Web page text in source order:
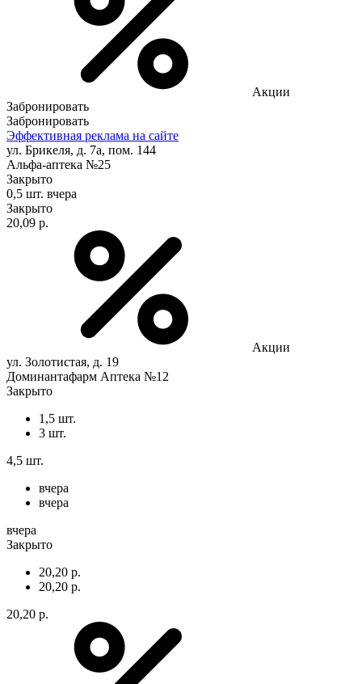
Акции
Забронировать
Забронировать
Эффективная реклама на сайте
ул. Брикеля, д. 7а, пом. 144
Альфа-аптека №25
Закрыто
0,5 шт. вчера
Закрыто
20,09 р.
Акции
ул. Золотистая, д. 19
Доминантафарм Аптека №12
Закрыто
1,5 шт.
3 шт.
4,5 шт.
вчера
вчера
вчера
Закрыто
20,20 р.
20,20 р.
20,20 р.